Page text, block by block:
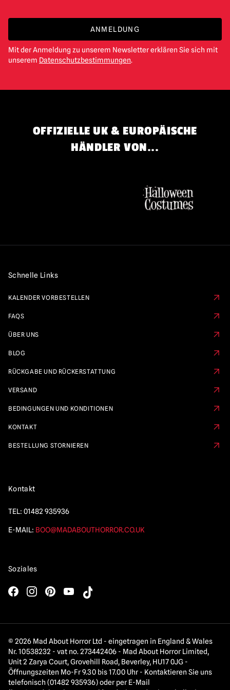
ANMELDUNG
Mit der Anmeldung zu unserem Newsletter erklären Sie sich mit
unserem Datenschutzbestimmungen.
OFFIZIELLE UK & EUROPÄISCHE
HÄNDLER VON...
Schnelle Links
KALENDER VORBESTELLEN
FAQS
ÜBER UNS
BLOG
RÜCKGABE UND RÜCKERSTATTUNG
VERSAND
BEDINGUNGEN UND KONDITIONEN
KONTAKT
BESTELLUNG STORNIEREN
Kontakt
TEL: 01482 935936
E-MAIL: BOO@MADABOUTHORROR.CO.UK
Soziales
© 2026 Mad About Horror Ltd - eingetragen in England & Wales
Nr. 10538232 - vat no. 273442406 - Mad About Horror Limited,
Unit 2 Zarya Court, Grovehill Road, Beverley, HU17 0JG -
Öffnungszeiten Mo-Fr 9.30 bis 17.00 Uhr - Kontaktieren Sie uns
telefonisch (01482 935936) oder per E-Mail